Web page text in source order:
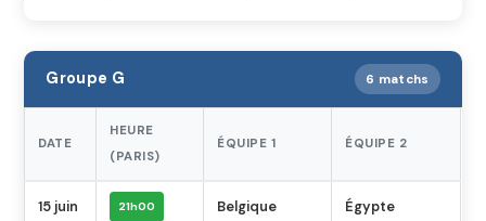
Groupe G 6 matchs
DATE
HEURE
(PARIS)
ÉQUIPE 1 ÉQUIPE 2
15 juin 21h00 Belgique Égypte